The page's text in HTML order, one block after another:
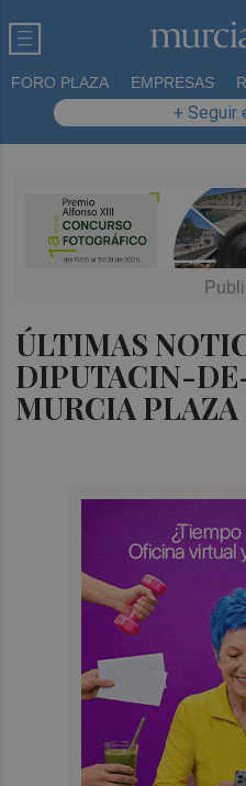
FORO PLAZA EMPRESAS
+ Seguir
ÚLTIMAS
DIPUTACIN-
MURCIA PLAZA